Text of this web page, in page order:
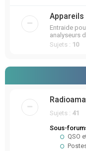
Appareils
Entraide
analyseurs
Sujets : 10
Sujets : 41
Sous-
QSO